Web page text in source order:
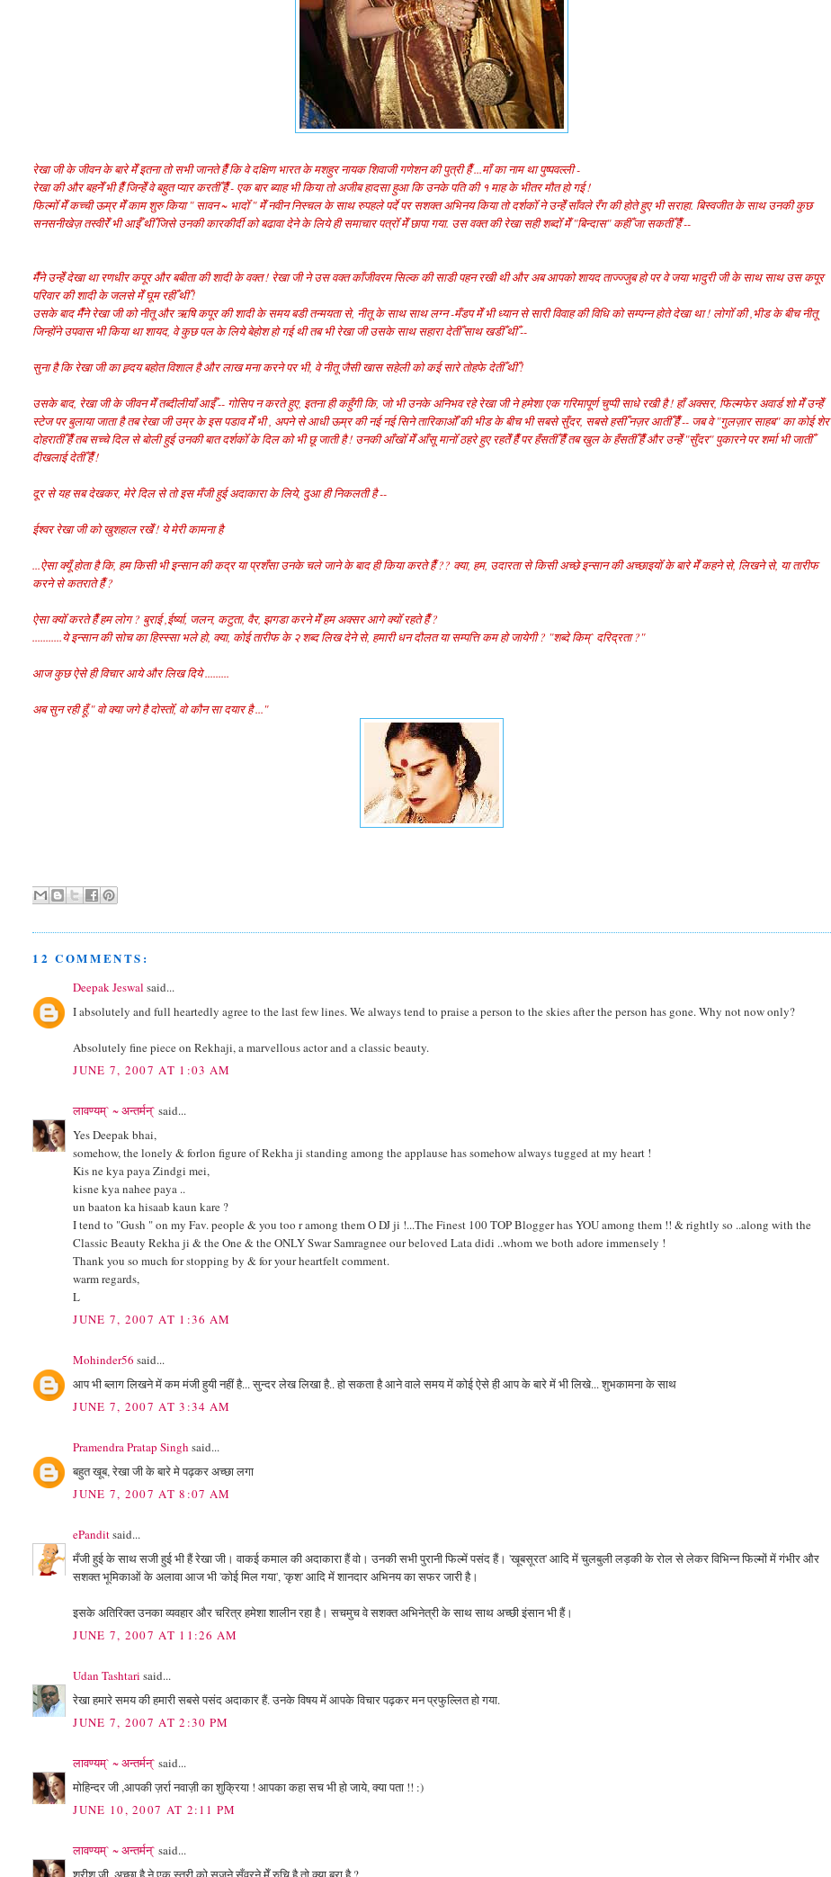
रेखा जी के जीवन के बारे मेँ इतना तो सभी जानते हैँ कि वे दक्षिण भारत के मशहुर नायक शिवाजी गणेशन की पुत्री हैँ ...माँ का नाम था पुष्पवल्ली -
रेखा की और बहनेँ भी हैँ जिन्हेँ वे बहुत प्यार करतीँ हैँ - एक बार ब्याह भी किया तो अजीब हादसा हुआ कि उनके पति की १ माह के भीतर मौत हो गई !
फिल्मोँ मेँ कच्ची ऊम्र मेँ काम शुरु किया " सावन ~ भादोँ " मेँ नवीन निस्चल के साथ रुपहले पर्दे पर सशक्त अभिनय किया तो दर्शकोँ ने उन्हेँ साँवले रँग की होते हुए भी सराहा. बिस्वजीत के साथ उनकी कुछ
सनसनीखेज़ तस्वीरेँ भी आईँ थीँ जिसे उनकी कारकीर्दी को बढावा देने के लिये ही समाचार पत्रोँ मेँ छापा गया. उस वक्त की रेखा सही शब्दोँ मेँ "बिन्दास" कहीँ जा सकतीँ हैँ --
मैँने उन्हेँ देखा था रणधीर कपूर और बबीता की शादी के वक्त ! रेखा जी ने उस वक्त काँजीवरम सिल्क की साडी पहन रखी थी और अब आपको शायद ताज्ज्जुब हो पर वे जया भादुरी जी के साथ साथ उस कपूर
परिवार की शादी के जलसे मेँ घूम रहीँ थीँ !
उसके बाद मैँने रेखा जी को नीतू और ऋषि कपूर की शादी के समय बडी तन्मयता से, नीतू के साथ साथ लग्न -मँडप मेँ भी ध्यान से सारी विवाह की विधि को सम्पन्न होते देखा था ! लोगोँ की ,भीड के बीच नीतू
जिन्होँने उपवास भी किया था शायद, वे कुछ पल के लिये बेहोश हो गई थी तब भी रेखा जी उसके साथ सहारा देतीँ साथ खडीँ थीँ --
सुना है कि रेखा जी का ह्र्दय बहोत विशाल है और लाख मना करने पर भी, वे नीतू जैसी खास सहेली को कई सारे तोहफे देतीँ थीँ !
उसके बाद, रेखा जी के जीवन मेँ तब्दीलीयाँ आईँ -- गोसिप न करते हुए, इतना ही कहुँगी कि, जो भी उनके अनिभव रहे रेखा जी ने हमेशा एक गरिमापूर्ण चुप्पी साधे रखी है ! हाँ अक्सर, फिल्मफेर अवार्ड शो मेँ उन्हेँ
स्टेज पर बुलाया जाता है तब रेखा जी उम्र के इस पडाव मेँ भी , अपने से आधी ऊम्र की नई नई सिने तारिकाओँ की भीड के बीच भी सबसे सुँदर, सबसे हसीँ नज़र आतीँ हैँ -- जब वे "गुलज़ार साहब" का कोई शेर
दोहरातीँ हैँ तब सच्चे दिल से बोली हुई उनकी बात दर्शकोँ के दिल को भी छू जाती है ! उनकी आँखोँ मेँ आँसू मानोँ ठहरे हुए रहतेँ हैँ पर हँसतीँ हैँ तब खुल के हँसतीँ हैँ और उन्हेँ "सुँदर" पुकारने पर शर्मा भी जातीँ
दीखलाई देतीँ हैँ !
दूर से यह सब देखकर, मेरे दिल से तो इस मँजी हुई अदाकारा के लिये, दुआ ही निकलती है --
ईश्वर रेखा जी को खुशहाल रखेँ ! ये मेरी कामना है
...ऐसा क्यूँ होता है कि, हम किसी भी इन्सान की कद्र या प्रशँसा उनके चले जाने के बाद ही किया करते हैँ ?? क्या, हम, उदारता से किसी अच्छे इन्सान की अच्छाइयोँ के बारे मेँ कहने से, लिखने से, या तारीफ
करने से कतराते हैँ ?
ऐसा क्योँ करते हैँ हम लोग ? बुराई ,ईर्ष्या, जलन, कटुता, वैर, झगडा करने मेँ हम अक्सर आगे क्योँ रहते हैँ ?
...........ये इन्सान की सोच का हिस्स्सा भले हो, क्या, कोई तारीफ के २ शब्द लिख देने से, हमारी धन दौलत या सम्पत्ति कम हो जायेगी ? "शब्दे किम्` दरिद्रता ?"
आज कुछ ऐसे ही विचार आये और लिख दिये .........
अब सुन रही हूँ," वो क्या जगे है दोस्तोँ, वो कौन सा दयार है ..."
12 COMMENTS:
Deepak Jeswal said...
I absolutely and full heartedly agree to the last few lines. We always tend to praise a person to the skies after the person has gone. Why not now only?
Absolutely fine piece on Rekhaji, a marvellous actor and a classic beauty.
JUNE 7, 2007 AT 1:03 AM
लावण्यम्` ~ अन्तर्मन्` said...
Yes Deepak bhai,
somehow, the lonely & forlon figure of Rekha ji standing among the applause has somehow always tugged at my heart !
Kis ne kya paya Zindgi mei,
kisne kya nahee paya ..
un baaton ka hisaab kaun kare ?
I tend to "Gush " on my Fav. people & you too r among them O DJ ji !...The Finest 100 TOP Blogger has YOU among them !! & rightly so ..along with the
Classic Beauty Rekha ji & the One & the ONLY Swar Samragnee our beloved Lata didi ..whom we both adore immensely !
Thank you so much for stopping by & for your heartfelt comment.
warm regards,
L
JUNE 7, 2007 AT 1:36 AM
Mohinder56 said...
आप भी ब्लाग लिखने में कम मंजी हुयी नहीं है... सुन्दर लेख लिखा है.. हो सकता है आने वाले समय में कोई ऐसे ही आप के बारे में भी लिखे... शुभकामना के साथ
JUNE 7, 2007 AT 3:34 AM
Pramendra Pratap Singh said...
बहुत खूब, रेखा जी के बारे मे पढ़कर अच्‍छा लगा
JUNE 7, 2007 AT 8:07 AM
ePanditsaid...
मँजी हुई के साथ सजी हुई भी हैं रेखा जी। वाकई कमाल की अदाकारा हैं वो। उनकी सभी पुरानी फिल्में पसंद हैं। 'खूबसूरत' आदि में चुलबुली लड़की के रोल से लेकर विभिन्न फिल्मों में गंभीर और
सशक्त भूमिकाओं के अलावा आज भी 'कोई मिल गया', 'कृश' आदि में शानदार अभिनय का सफर जारी है।
इसके अतिरिक्त उनका व्यवहार और चरित्र हमेशा शालीन रहा है। सचमुच वे सशक्त अभिनेत्री के साथ साथ अच्छी इंसान भी हैं।
JUNE 7, 2007 AT 11:26 AM
Udan Tashtari said...
रेखा हमारे समय की हमारी सबसे पसंद अदाकार हैं. उनके विषय में आपके विचार पढ़कर मन प्रफुल्लित हो गया.
JUNE 7, 2007 AT 2:30 PM
लावण्यम्` ~ अन्तर्मन्` said...
मोहिन्दर जी ,आपकी ज़र्रा नवाज़ी का शुक्रिया ! आपका कहा सच भी हो जाये, क्या पता !! :)
JUNE 10, 2007 AT 2:11 PM
लावण्यम्` ~ अन्तर्मन्` said...